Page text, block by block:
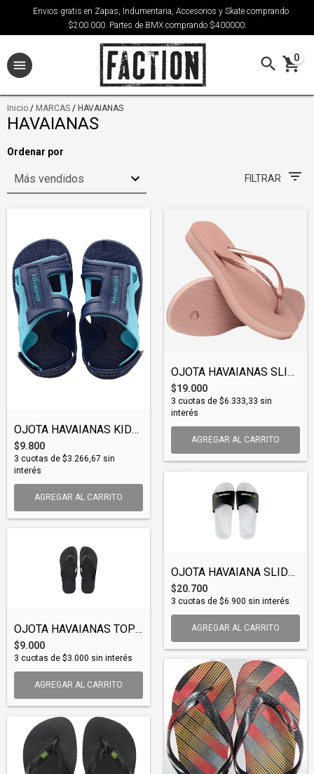
Envios gratis en Zapas, Indumentaria, Accesorios y Skate comprando
$200.000. Partes de BMX comprando $400000.
0
Inicio / MARCAS / HAVAIANAS
HAVAIANAS
Ordenar por
FILTRAR
OJOTA HAVAIANAS KIDS MOVE (OJOHAV008)
$9.800
3 cuotas de $3.266,67 sin
interés
AGREGAR AL CARRITO
OJOTA HAVAIANAS SLIM PLATFORM (OJOHAV016...
$19.000
3 cuotas de $6.333,33 sin
interés
AGREGAR AL CARRITO
OJOTA HAVAIANAS TOP (OJOHAV001)
$9.000
3 cuotas de $3.000 sin interés
AGREGAR AL CARRITO
OJOTA HAVAIANA SLIDE BRAZIL (OJOHAV009)
$20.700
3 cuotas de $6.900 sin interés
AGREGAR AL CARRITO